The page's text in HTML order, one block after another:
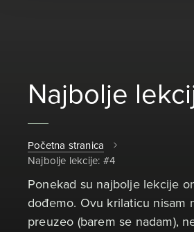
Najbolje
Početna stranica
Najbolje lekcije: #4
Ponekad su najbolje lekcije
dođemo. Ovu krilaticu nisam
preuzeo (barem se nadam),